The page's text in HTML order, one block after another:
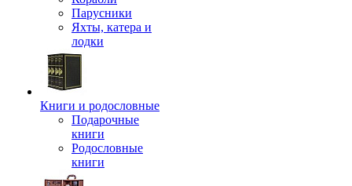
Парусники
Яхты, катера и
лодки
Книги и родословные
Подарочные
книги
Родословные
книги